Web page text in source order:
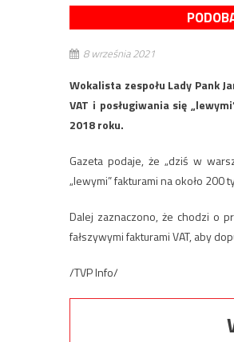
8 września 2021
Wokalista zespołu Lady Pank
VAT i posługiwania się
2018 roku.
Gazeta podaje, że „dziś w
„lewymi” fakturami na około 200
Dalej zaznaczono, że chodzi o
fałszywymi fakturami VAT, aby
/TVP Info/